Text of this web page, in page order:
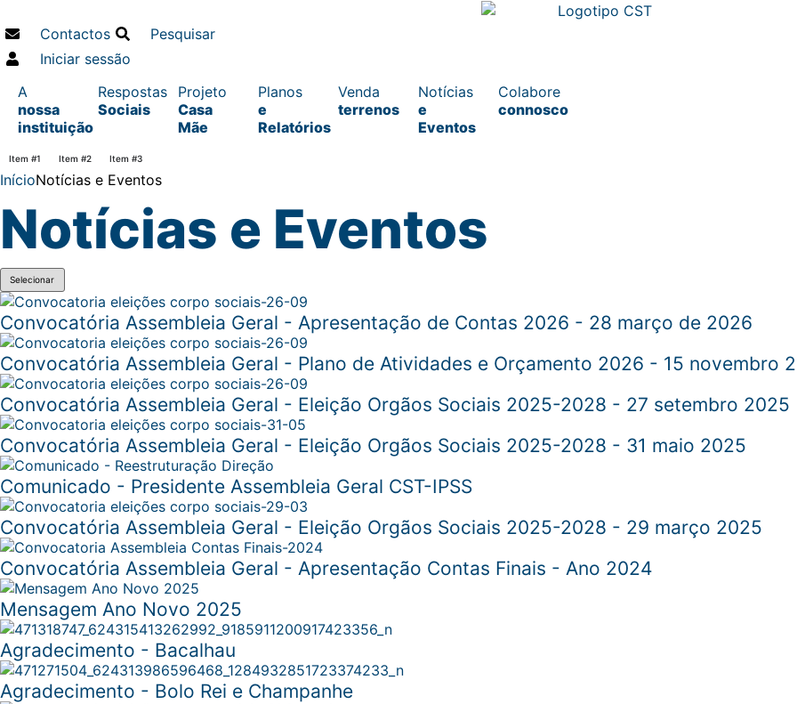
Contactos
Pesquisar
Iniciar sessão
A
nossa
instituição
Respostas
Sociais
Projeto
Casa
Mãe
Planos
e
Relatórios
Venda
terrenos
Notícias
e
Eventos
Colabore
connosco
Item #1 Item #2 Item #3
InícioNotícias e Eventos
Notícias e Eventos
Convocatória Assembleia Geral - Apresentação de Contas 2026 - 28 março de 2026
Convocatória Assembleia Geral - Plano de Atividades e Orçamento 2026 - 15 novembro
Convocatória Assembleia Geral - Eleição Orgãos Sociais 2025-2028 - 27 setembro 2025
Convocatória Assembleia Geral - Eleição Orgãos Sociais 2025-2028 - 31 maio 2025
Comunicado - Presidente Assembleia Geral CST-IPSS
Convocatória Assembleia Geral - Eleição Orgãos Sociais 2025-2028 - 29 março 2025
Convocatória Assembleia Geral - Apresentação Contas Finais - Ano 2024
Mensagem Ano Novo 2025
Agradecimento - Bacalhau
Agradecimento - Bolo Rei e Champanhe